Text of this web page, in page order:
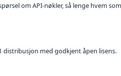
om API-nøkler, så lenge hvem
med godkjent åpen lisens.